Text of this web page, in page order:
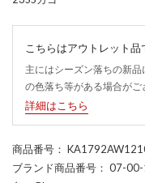
こちらはアウトレット品
主にはシーズン落ちの新
の色落ち等がある場合がご
詳細はこちら
商品番号 ：
ブランド商品番号 ： 07-